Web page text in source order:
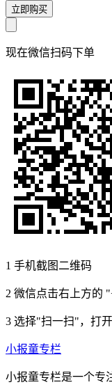
立即购买
现在微信扫码下单
1 手机截图二维码
2 微信点击右上方的
3 选择"扫一扫"，打
小报童专栏
小报童专栏是一个专